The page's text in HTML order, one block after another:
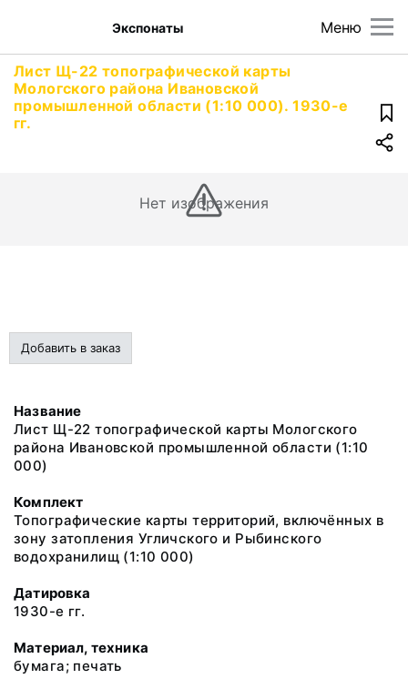
Меню
Экспонаты
Лист Щ-22 топографической карты
Мологского района Ивановской
промышленной области (1:10 000). 1930-е
гг.
Нет изображения
Добавить в заказ
Название
Лист Щ-22 топографической карты Мологского
района Ивановской промышленной области (1:10
000)
Комплект
Топографические карты территорий, включённых в
зону затопления Угличского и Рыбинского
водохранилищ (1:10 000)
Датировка
1930-е гг.
Материал, техника
бумага; печать